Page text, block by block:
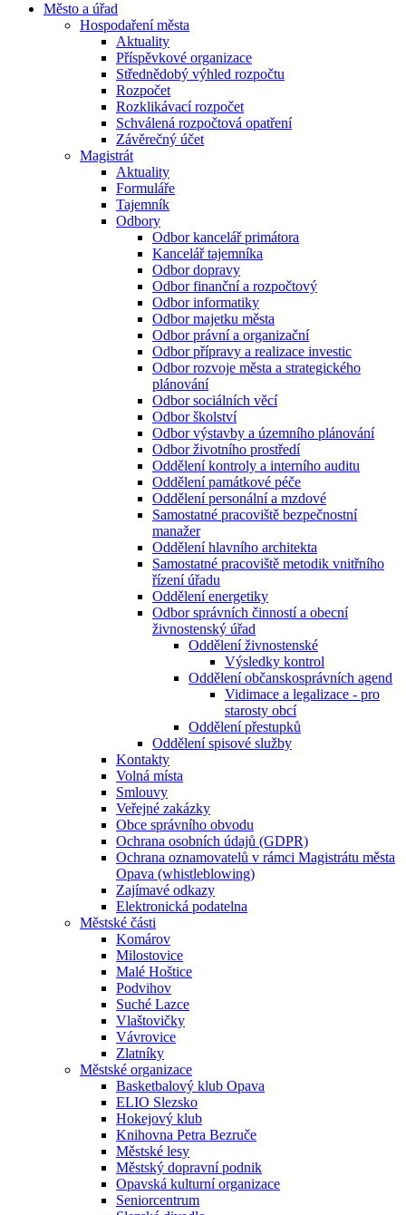
Město a úřad
Hospodaření města
Aktuality
Příspěvkové organizace
Střednědobý výhled rozpočtu
Rozpočet
Rozklikávací rozpočet
Schválená rozpočtová opatření
Závěrečný účet
Magistrát
Aktuality
Formuláře
Tajemník
Odbory
Odbor kancelář primátora
Kancelář tajemníka
Odbor dopravy
Odbor finanční a rozpočtový
Odbor informatiky
Odbor majetku města
Odbor právní a organizační
Odbor přípravy a realizace investic
Odbor rozvoje města a strategického
plánování
Odbor sociálních věcí
Odbor školství
Odbor výstavby a územního plánování
Odbor životního prostředí
Oddělení kontroly a interního auditu
Oddělení památkové péče
Oddělení personální a mzdové
Samostatné pracoviště bezpečnostní
manažer
Oddělení hlavního architekta
Samostatné pracoviště metodik vnitřního
řízení úřadu
Oddělení energetiky
Odbor správních činností a obecní
živnostenský úřad
Oddělení živnostenské
Výsledky kontrol
Oddělení občanskosprávních agend
Vidimace a legalizace - pro
starosty obcí
Oddělení přestupků
Oddělení spisové služby
Kontakty
Volná místa
Smlouvy
Veřejné zakázky
Obce správního obvodu
Ochrana osobních údajů (GDPR)
Ochrana oznamovatelů v rámci Magistrátu města
Opava (whistleblowing)
Zajímavé odkazy
Elektronická podatelna
Městské části
Komárov
Milostovice
Malé Hoštice
Podvihov
Suché Lazce
Vlaštovičky
Vávrovice
Zlatníky
Městské organizace
Basketbalový klub Opava
ELIO Slezsko
Hokejový klub
Knihovna Petra Bezruče
Městské lesy
Městský dopravní podnik
Opavská kulturní organizace
Seniorcentrum